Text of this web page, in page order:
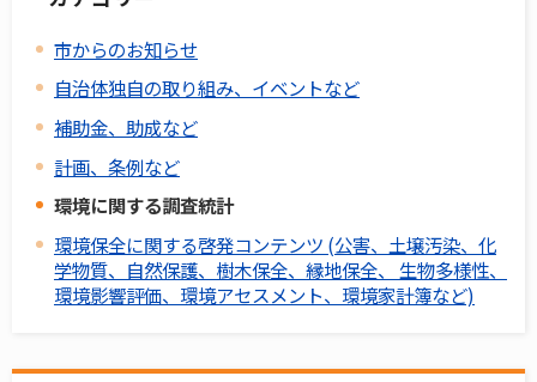
市からのお知らせ
自治体独自の取り組み、イベントなど
補助金、助成など
計画、条例など
環境に関する調査統計
環境保全に関する啓発コンテンツ (公害、土壌汚染、化
学物質、自然保護、樹木保全、縁地保全、 生物多様性、
環境影響評価、環境アセスメント、環境家計簿など)